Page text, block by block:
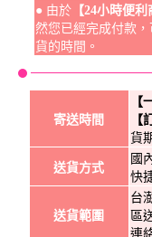
● 由於 【24小時便
然您已經完成付款
貨的時間。
寄送時間
【
【
貨
送貨方式
國
快
送貨範圍
台
區
連